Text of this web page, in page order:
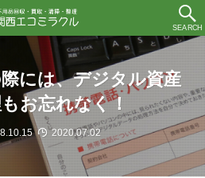
SEARCH
には、デジタル資産
お忘れなく！
2020.07.02